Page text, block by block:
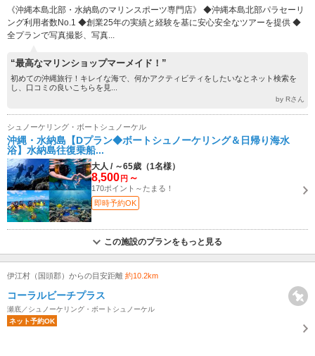
《沖縄本島北部・水納島のマリンスポーツ専門店》 ◆沖縄本島北部パラセーリ
ング利用者数No.1 ◆創業25年の実績と経験を基に安心安全なツアーを提供 ◆
全プランで写真撮影、写真...
“最高なマリンショップマーメイド！”
初めての沖縄旅行！キレイな海で、何かアクティビティをしたいなとネット検索を
し、口コミの良いこちらを見...
by Rさん
シュノーケリング・ボートシュノーケル
沖縄・水納島【Dプラン◆ボートシュノーケリング＆日帰り海水
浴】水納島往復乗船...
大人 / ～65歳（1名様）
8,500 円 ～
170ポイント～たまる！
即時予約OK
この施設のプランをもっと見る
伊江村（国頭郡）からの目安距離 約10.2km
コーラルビーチプラス
瀬底／シュノーケリング・ボートシュノーケル
ネット予約OK